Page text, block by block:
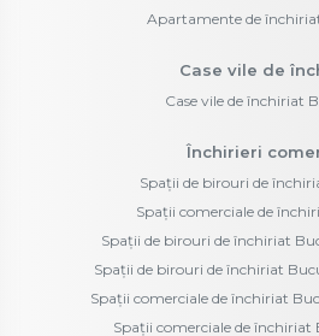
Apartamente de
Case vile de
Case vile de închiriat
Închirieri
Spații de birouri de
Spații comerciale de
Spații de birouri de închiriat
Spații de birouri de închiriat
Spații comerciale de închiriat
Spații comerciale de închiriat